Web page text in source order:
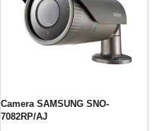
Camera SAMSUNG SNO-
7082RP/AJ